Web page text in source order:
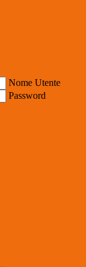
Nome Utente
Password